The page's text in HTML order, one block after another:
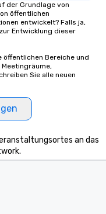
der Grundlage von
öffentlichen
entwickelt? Falls ja,
Entwicklung dieser
Bereiche und
Sie alle neuen
an das